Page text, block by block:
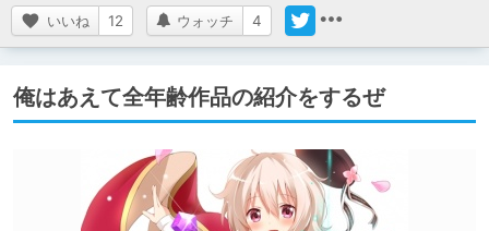
いいね 12 ウォッチ 4
俺はあえて全年齢作品の紹介をするぜ